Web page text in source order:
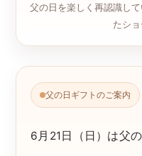
父の日を楽しく再認識し
たショ
父の日ギフトのご案内
6月21日（日）は父の